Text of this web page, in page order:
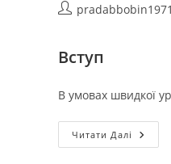
Авторpradabbobin1971
Вступ
В умовах швидкої
Читати Далі